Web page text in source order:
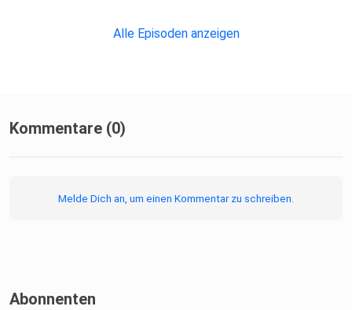
Alle Episoden anzeigen
Kommentare (0)
Melde Dich an, um einen Kommentar zu schreiben.
Abonnenten